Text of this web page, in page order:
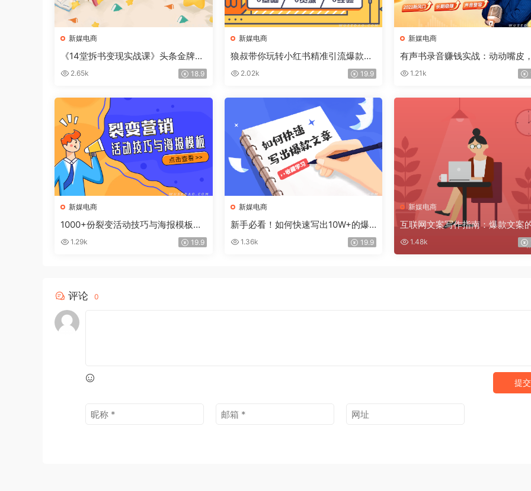
新媒电商
《14堂拆书变现实战课》头条金牌写
手教你读书赚钱
2.65k 18.9
新媒电商
狼叔带你玩转小红书精准引流爆款变
现课程
2.02k 19.9
新媒电商
有声书录音赚钱实战：动动嘴皮
家日赚1000+
1.21k
新媒电商
1000+份裂变活动技巧与海报模板素
材合集
1.29k 19.9
新媒电商
新手必看！如何快速写出10W+的爆
款文章
1.36k 19.9
新媒电商
互联网文案写作指南：爆款文案
构与方法
1.48k
评论 0
提交